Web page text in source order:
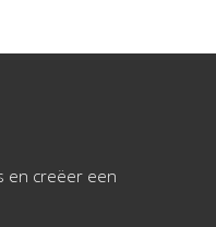
en creëer een